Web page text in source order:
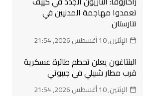
تعمدوا مهاجمة المدنيين في
تتارستان
الإثنين, 10 أغسطس 2026, 21:54
البنتاغون يعلن تحطم طائرة عسكرية
قرب مطار شبيلي في جيبوتي
الإثنين, 10 أغسطس 2026, 21:54